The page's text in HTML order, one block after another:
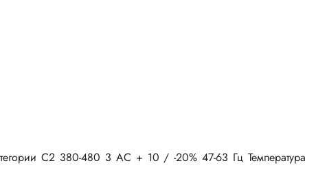
C2 380-480 3 AC + 10 / -20% 47-63 Гц Температура